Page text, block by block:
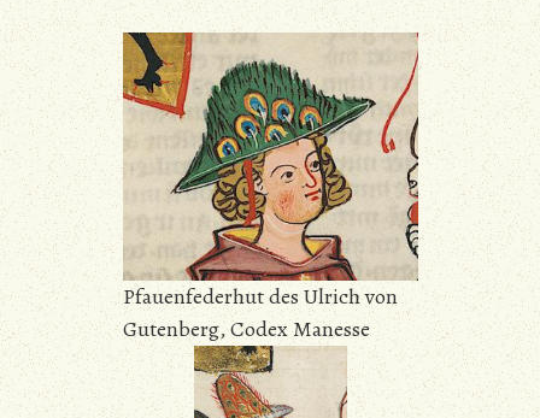
Pfauenfederhut des Ulrich von
Gutenberg, Codex Manesse